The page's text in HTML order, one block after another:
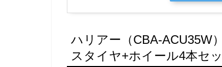
ハリアー（CBA-ACU35W
スタイヤ+ホイール4本セ